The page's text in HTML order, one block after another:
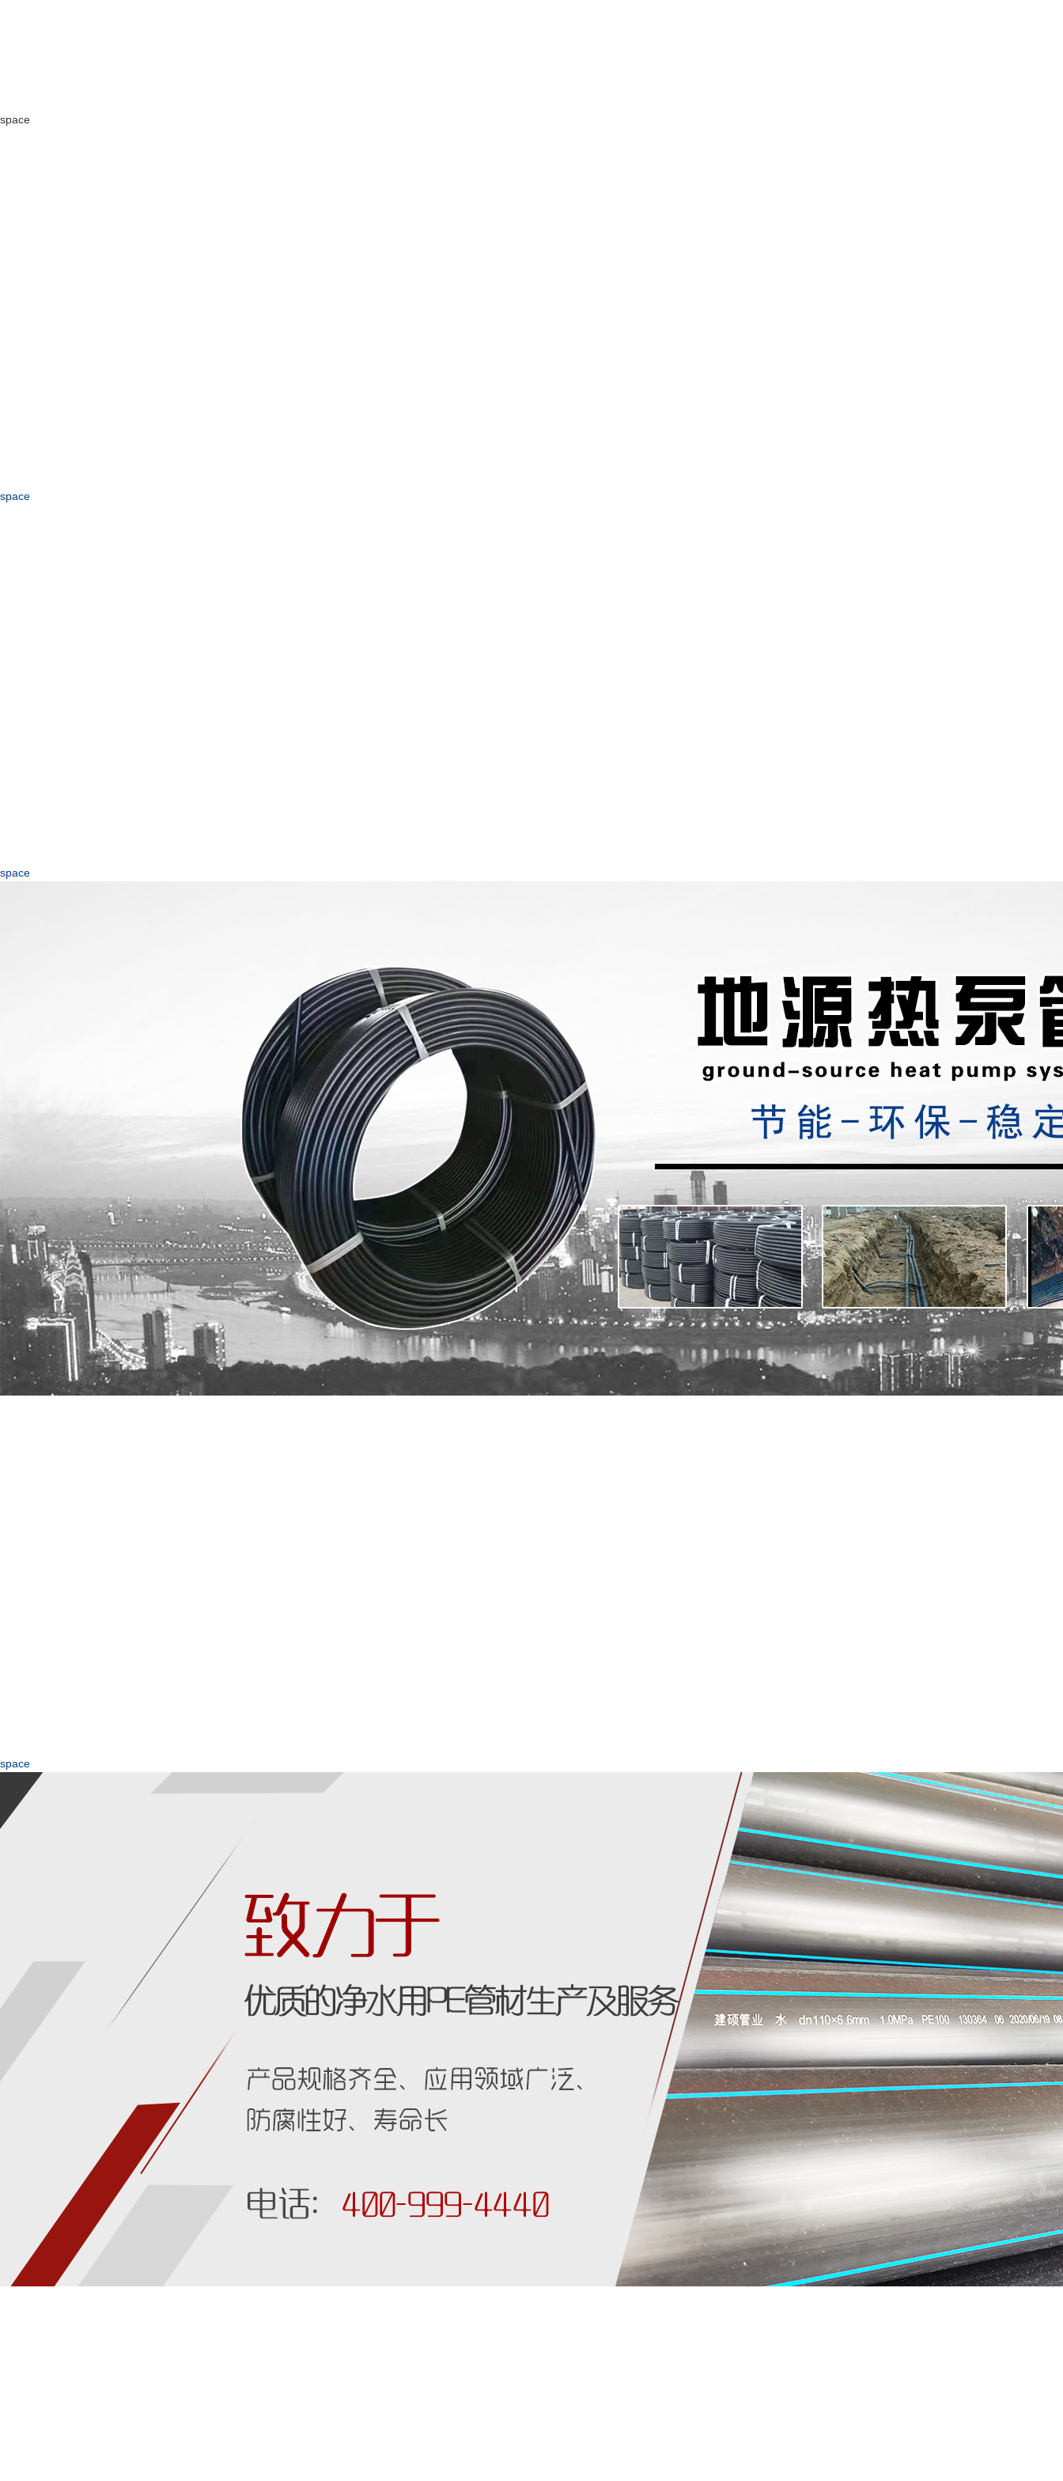
space
space
space
space